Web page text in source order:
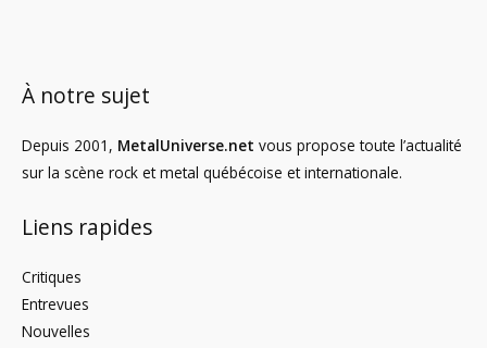
À notre sujet
Depuis 2001, MetalUniverse.net vous propose toute l’actualité
sur la scène rock et metal québécoise et internationale.
Liens rapides
Critiques
Entrevues
Nouvelles